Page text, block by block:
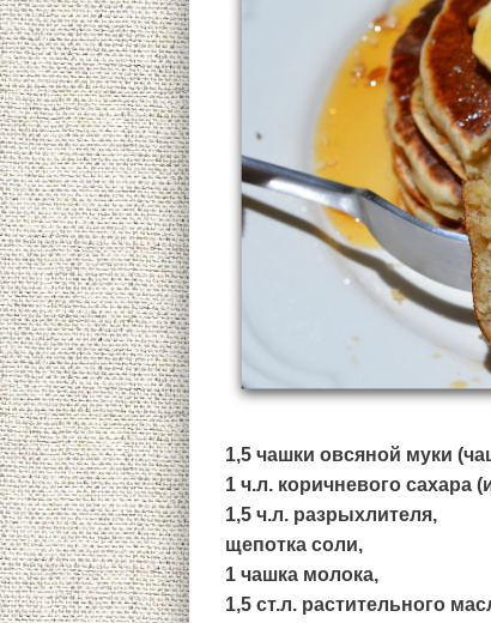
1,5 чашки овсяной муки
1 ч.л. коричневого сахара
1,5 ч.л. разрыхлителя,
щепотка соли,
1 чашка молока,
1,5 ст.л. растительного